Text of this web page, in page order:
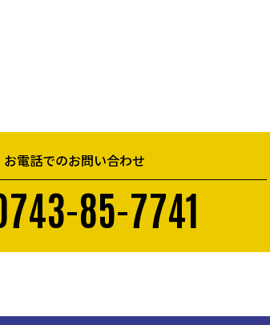
お電話でのお問い合わせ
85-7741